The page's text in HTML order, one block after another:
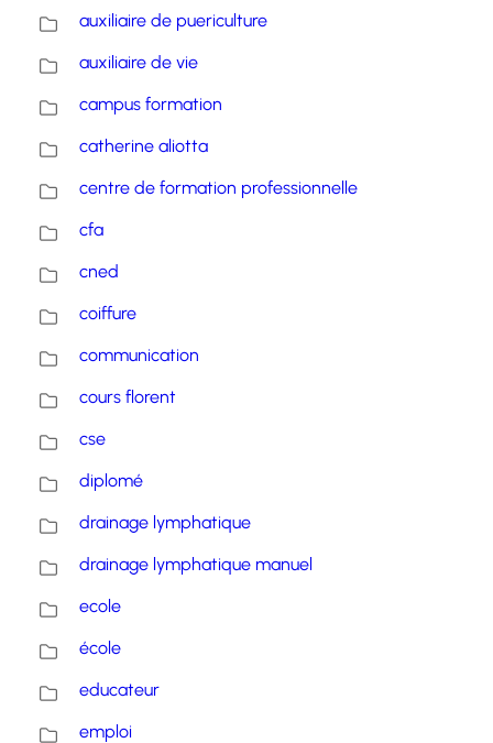
auxiliaire de puericulture
auxiliaire de vie
campus formation
catherine aliotta
centre de formation professionnelle
cfa
cned
coiffure
communication
cours florent
cse
diplomé
drainage lymphatique
drainage lymphatique manuel
ecole
école
educateur
emploi